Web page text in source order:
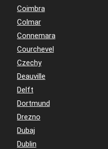
Coimbra
Colmar
Connemara
Courchevel
Czechy
Deauville
Delft
Dortmund
Drezno
Dubaj
Dublin